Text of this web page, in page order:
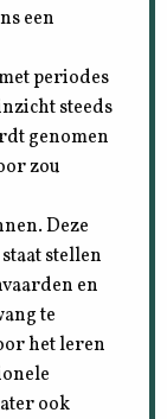
een
periodes
steeds
genomen
zou
Deze
stellen
en
te
het leren
ook